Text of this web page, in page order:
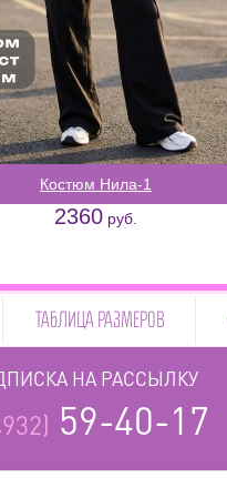
Костюм Нила-1
2360 руб.
ТАБЛИЦА РАЗМЕРОВ
НА РАССЫЛКУ
59-40-17